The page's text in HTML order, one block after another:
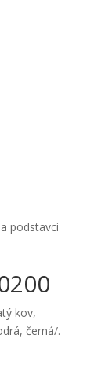
podstavci
kov,
černá/.